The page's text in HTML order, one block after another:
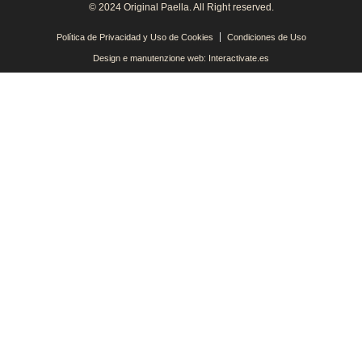
© 2024 Original Paella. All Right reserved.
Política de Privacidad y Uso de Cookies Condiciones de Uso
Design e manutenzione web: Interactivate.es